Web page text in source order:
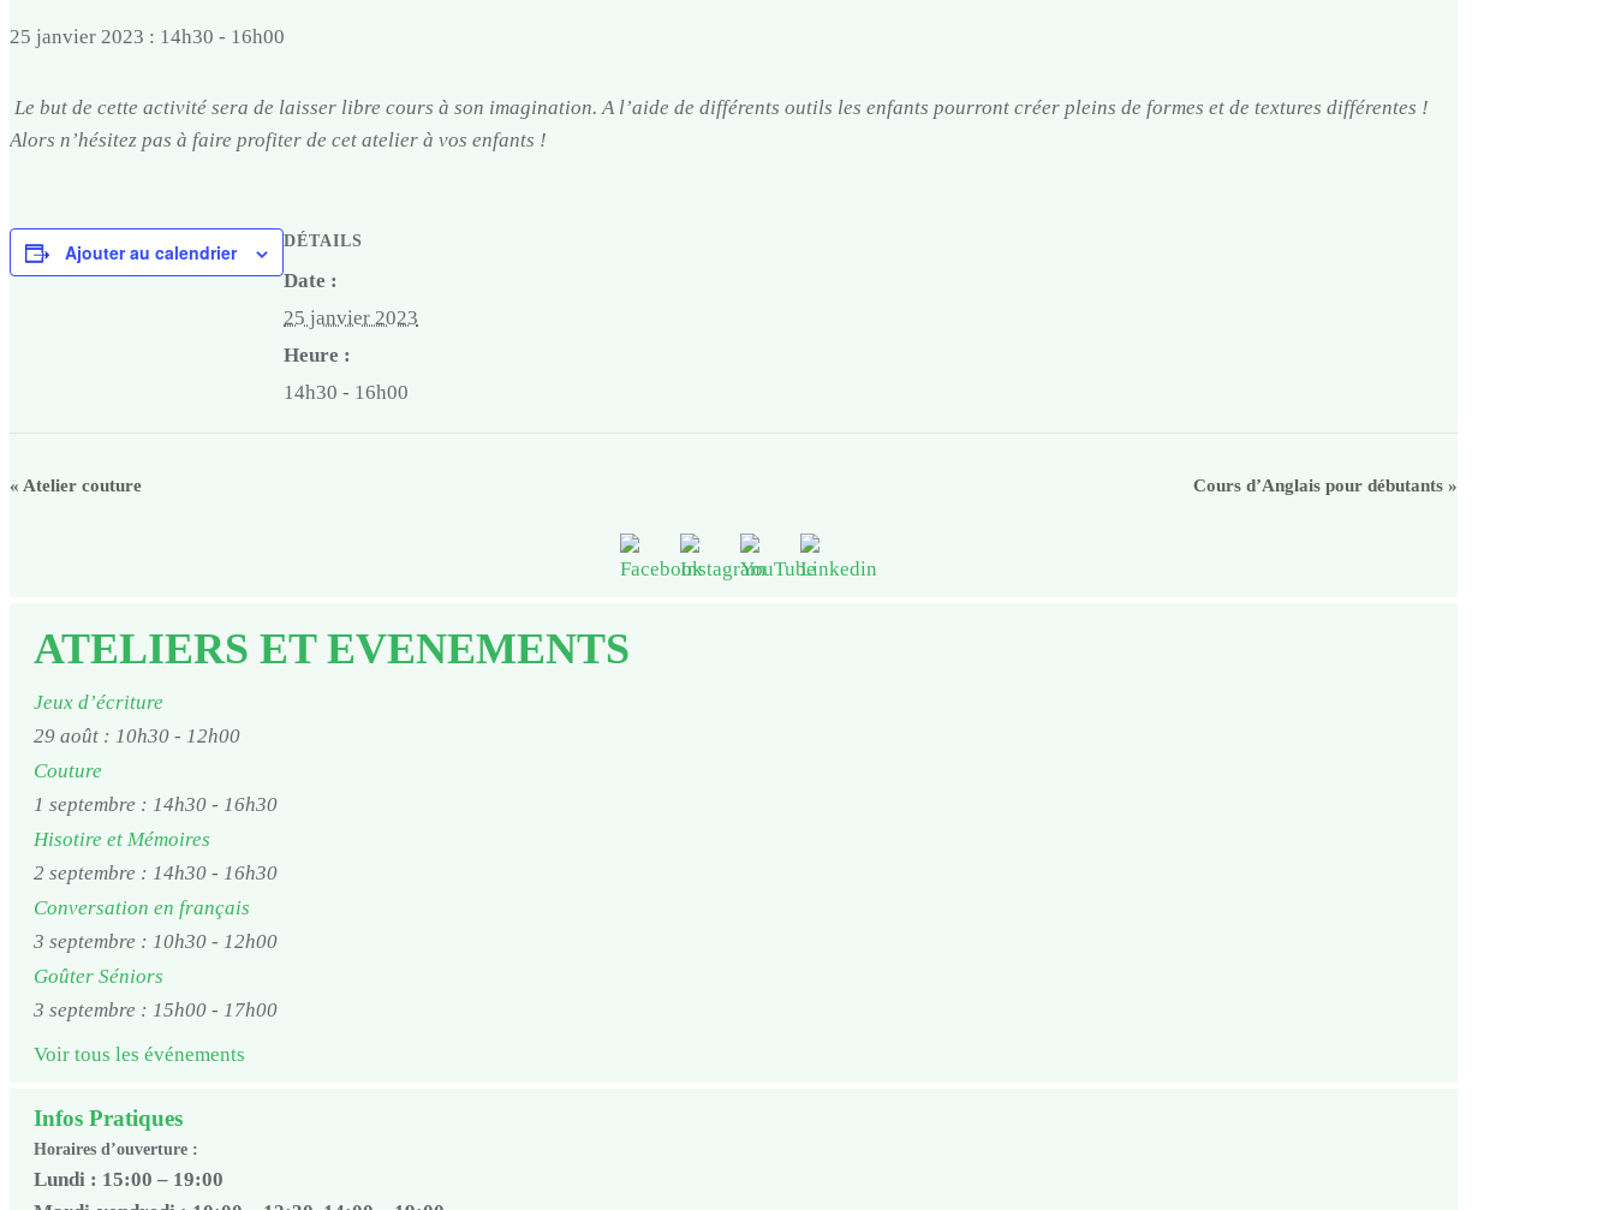
25 janvier 2023 : 14h30 - 16h00
Le but de cette activité sera de laisser libre cours à son imagination. A l’aide de différents outils les enfants pourront créer pleins de formes et de textures différentes !
Alors n’hésitez pas à faire profiter de cet atelier à vos enfants !
Ajouter au calendrier DÉTAILS
Date :
25 janvier 2023
Heure :
14h30 - 16h00
« Atelier couture Cours d’Anglais pour débutants »
ATELIERS ET EVENEMENTS
Jeux d’écriture
29 août : 10h30 - 12h00
Couture
1 septembre : 14h30 - 16h30
Hisotire et Mémoires
2 septembre : 14h30 - 16h30
Conversation en français
3 septembre : 10h30 - 12h00
Goûter Séniors
3 septembre : 15h00 - 17h00
Voir tous les événements
Infos Pratiques
Horaires d’ouverture :
Lundi : 15:00 – 19:00